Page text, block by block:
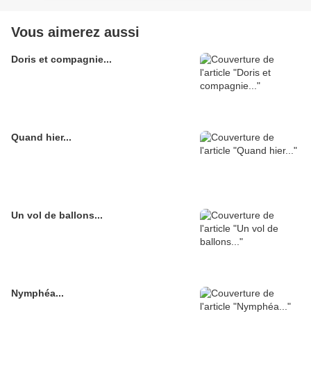
Vous aimerez aussi
Doris et compagnie...
Quand hier...
Un vol de ballons...
Nymphéa...